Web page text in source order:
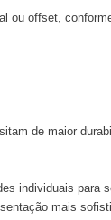
ou offset,
de maior
individuais para
mais